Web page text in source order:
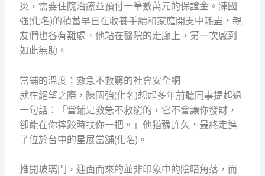
炎，需要住院治療並預付一筆數萬元的保證金。陳國
強(化名)的積蓄早已在收養手續和家庭開支中耗盡，親
友們也各有難處，他站在醫院的走廊上，第一次感到
如此無助。
當鋪的溫度：救急不救窮的社會安全網
就在絕望之際，陳國強(化名)想起多年前聽同事提起過
一句話：「當鋪是救急不救窮的，它不會讓你發財，
卻能在你摔跤時扶你一把。」他猶豫許久，最終走進
了位於台中的星展當舖(化名)。
推開玻璃門，迎面而來的並非印象中的陰暗角落，而